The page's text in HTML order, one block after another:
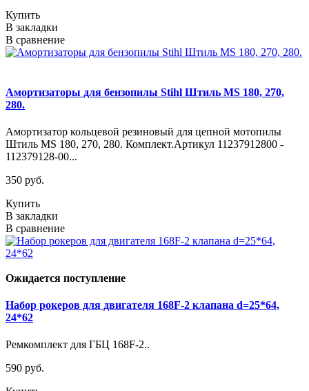
Купить
В закладки
В сравнение
Амортизаторы для бензопилы Stihl Штиль MS 180, 270,
280.
Амортизатор кольцевой резиновый для цепной мотопилы
Штиль MS 180, 270, 280. Комплект.Артикул 11237912800 -
112379128-00...
350 руб.
Купить
В закладки
В сравнение
Ожидается поступление
Набор рокеров для двигателя 168F-2 клапана d=25*64,
24*62
Ремкомплект для ГБЦ 168F-2..
590 руб.